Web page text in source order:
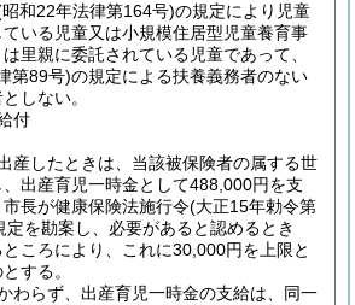
和22年法律第164号)の規定により児童
いる児童又は小規模住居型児童養育事
里親に委託されている児童であって、
第89号)の規定による扶養義務者のない
しない。
付
産したときは、当該被保険者の属する世
出産育児一時金として488,000円を支
市長が健康保険法施行令(大正15年勅令第
定を勘案し、必要があると認めるとき
ころにより、これに30,000円を上限と
する。
わらず、出産育児一時金の支給は、同一